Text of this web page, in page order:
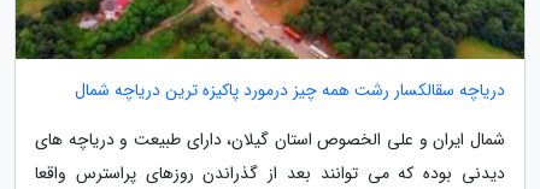
دریاچه سقالکسار رشت همه چیز درمورد پاکیزه ترین دریاچه شمال
شمال ایران و علی الخصوص استان گیلان، دارای طبیعت و دریاچه های
دیدنی بوده که می توانند بعد از گذراندن روزهای پراسترس واقعا